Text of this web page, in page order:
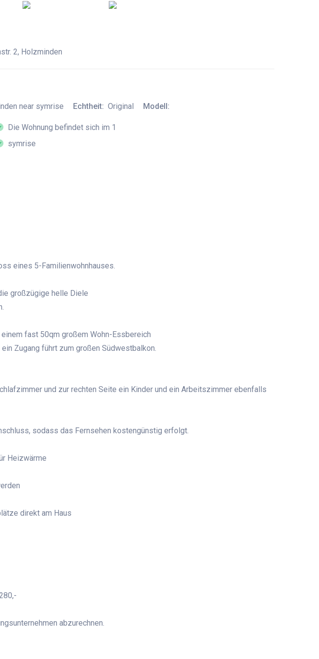
2, Holzminden
near symrise Echtheit: Original Modell:
Die Wohnung befindet sich im 1
symrise
eines 5-Familienwohnhauses.
großzügige helle Diele
fast 50qm großem Wohn-Essbereich
Zugang führt zum großen Südwestbalkon.
und zur rechten Seite ein Kinder und ein Arbeitszimmer ebenfalls
sodass das Fernsehen kostengünstig erfolgt.
Heizwärme
direkt am Haus
abzurechnen.